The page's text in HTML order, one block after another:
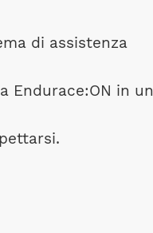
di assistenza
Endurace:ON in un